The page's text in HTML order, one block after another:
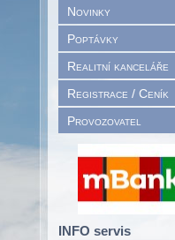
Novinky
Poptávky
Realitní kanceláře
Registrace / Ceník
Provozovatel
INFO servis